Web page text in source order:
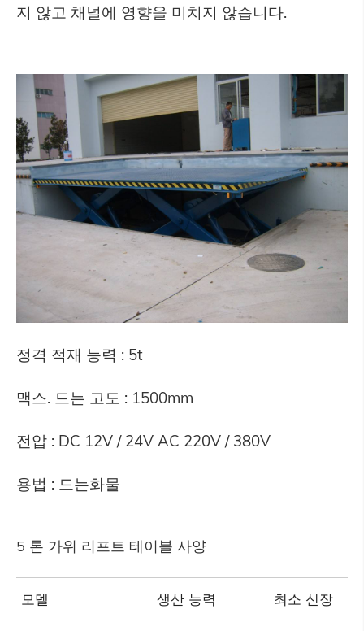
지 않고 채널에 영향을 미치지 않습니다.
정격 적재 능력 : 5t
맥스. 드는 고도 : 1500mm
전압 : DC 12V / 24V AC 220V / 380V
용법 : 드는화물
5 톤 가위 리프트 테이블 사양
모델 생산 능력 최소 신장